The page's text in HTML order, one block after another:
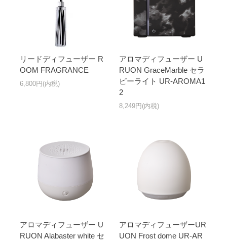
リードディフューザー R
OOM FRAGRANCE
6,800円(内税)
アロマディフューザー U
RUON GraceMarble セラ
ピーライト UR-AROMA1
2
8,249円(内税)
アロマディフューザー U
RUON Alabaster white セ
アロマディフューザーUR
UON Frost dome UR-AR